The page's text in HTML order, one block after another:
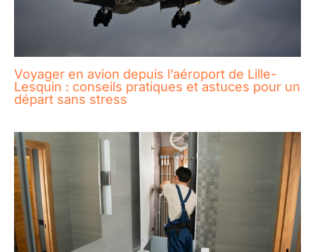
Voyager en avion depuis l’aéroport de Lille-
Lesquin : conseils pratiques et astuces pour un
départ sans stress